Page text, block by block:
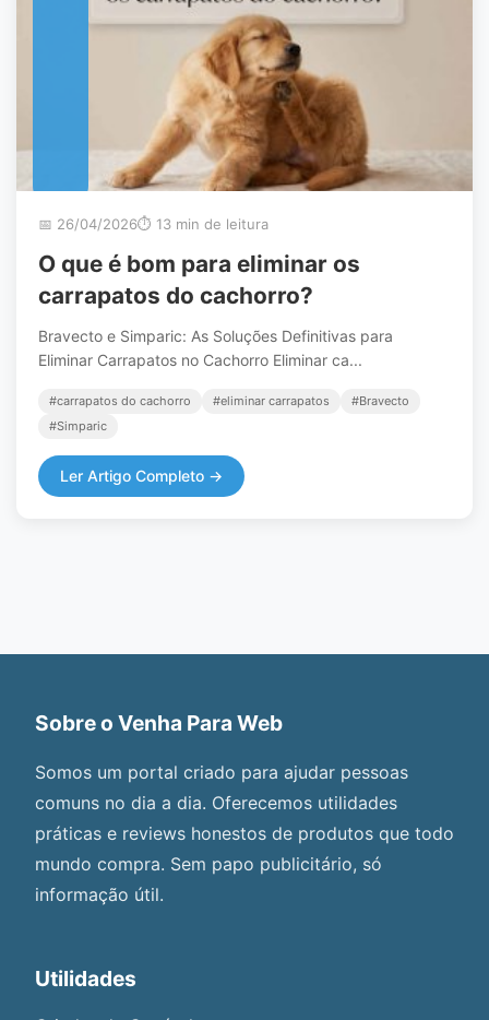
📅 26/04/2026⏱️ 13 min de leitura
O que é bom para eliminar os
carrapatos do cachorro?
Bravecto e Simparic: As Soluções Definitivas para
Eliminar Carrapatos no Cachorro Eliminar ca...
#carrapatos do cachorro #eliminar carrapatos
#Bravecto
#Simparic
Ler Artigo Completo →
Sobre o Venha Para Web
Somos um portal criado para ajudar pessoas
comuns no dia a dia. Oferecemos utilidades
práticas e reviews honestos de produtos que todo
mundo compra. Sem papo publicitário, só
informação útil.
Utilidades